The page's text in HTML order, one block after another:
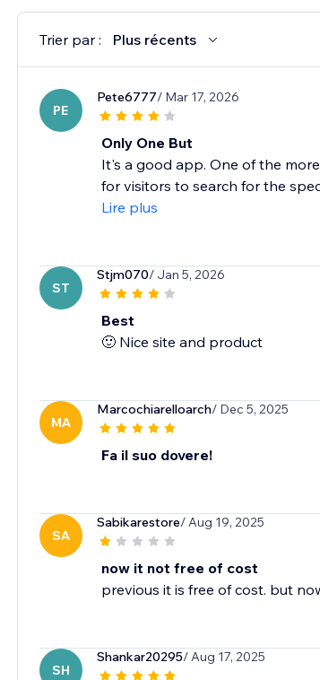
Trier par : Plus récents
PE
Pete6777/ Mar 17, 2026
Only One But
It's a good app. One of the
for visitors to search for the
Lire plus
ST
Stjm070/ Jan 5, 2026
Best
🙂 Nice site and product
MA
Marcochiarelloarch/ Dec 5, 2025
Fa il suo dovere!
SA
Sabikarestore/ Aug 19, 2025
now it not free of cost
previous it is free of cost. but
SH
Shankar20295/ Aug 17, 2025